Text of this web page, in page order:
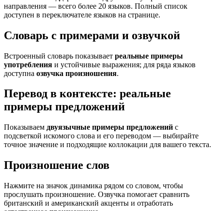
направления — всего более 20 языков. Полный список
доступен в переключателе языков на странице.
Словарь с примерами и озвучкой
Встроенный словарь показывает реальные примеры
употребления и устойчивые выражения; для ряда языков
доступна озвучка произношения.
Перевод в контексте: реальные
примеры предложений
Показываем двуязычные примеры предложений с
подсветкой искомого слова и его переводом — выбирайте
точное значение и подходящие коллокации для вашего текста.
Произношение слов
Нажмите на значок динамика рядом со словом, чтобы
прослушать произношение. Озвучка помогает сравнить
британский и американский акценты и отработать